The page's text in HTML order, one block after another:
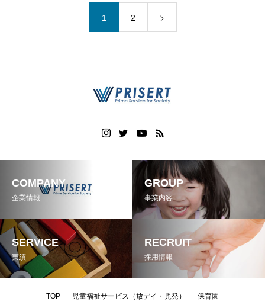
1 2
COMPANY
企業情報
GROUP
事業内容
SERVICE
実績
RECRUIT
採用情報
TOP 児童福祉サービス（放デイ・児発） 保育園